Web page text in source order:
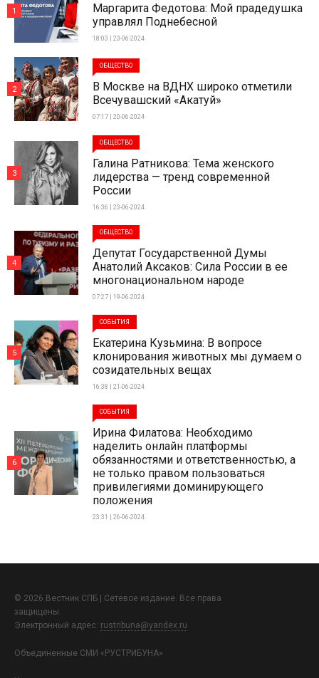
Маргарита Федотова: Мой прадедушка
управлял Поднебесной
18:03 | 23-06-2024
1
ОБЩЕСТВО
В Москве на ВДНХ широко отметили
Всечувашский «Акатуй»
07:17 | 20-06-2024
2
ОБЩЕСТВО
Галина Ратникова: Тема женского
лидерства — тренд современной
России
16:36 | 23-06-2024
3
ОБЩЕСТВО
Депутат Государственной Думы
Анатолий Аксаков: Сила России в ее
многонациональном народе
07:27 | 19-06-2024
4
СОБЫТИЯ
Екатерина Кузьмина: В вопросе
клонирования животных мы думаем о
созидательных вещах
16:38 | 21-06-2024
5
СОБЫТИЯ
Ирина Филатова: Необходимо
наделить онлайн платформы
обязанностями и ответственностью, а
не только правом пользоваться
привилегиями доминирующего
положения
23:31 | 26-06-2024
6
© 2026 Вестник СПБ | Сетевое издание. Все права
защищены.
Электронный адрес: rustribuna@yandex.ru
Объединенные СМИ «РУСТРИБУНА»